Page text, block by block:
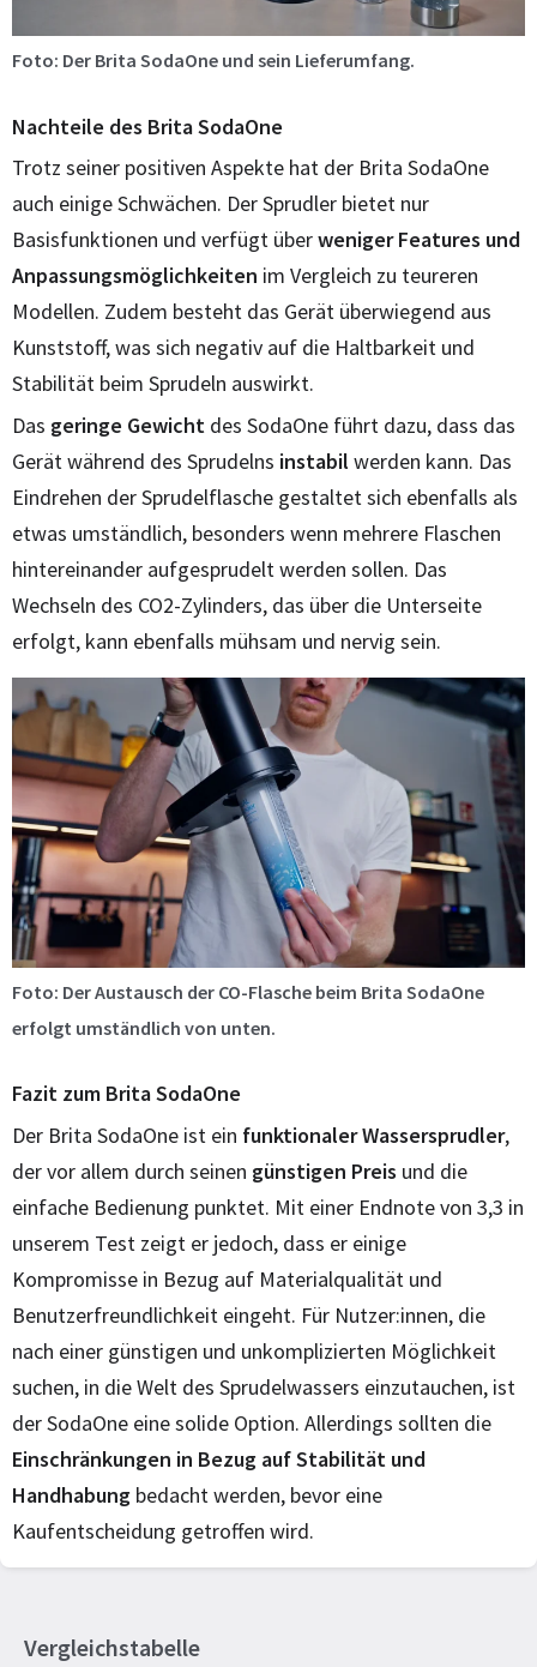
Foto: Der Brita SodaOne und sein Lieferumfang.
Nachteile des Brita SodaOne
Trotz seiner positiven Aspekte hat der Brita SodaOne
auch einige Schwächen. Der Sprudler bietet nur
Basisfunktionen und verfügt überweniger Features und
Anpassungsmöglichkeiten im Vergleich zu teureren
Modellen. Zudem besteht das Gerät überwiegend aus
Kunststoff, was sich negativ auf die Haltbarkeit und
Stabilität beim Sprudeln auswirkt.
Das geringe Gewicht des SodaOne führt dazu, dass das
Gerät während des Sprudelns instabil werden kann. Das
Eindrehen der Sprudelflasche gestaltet sich ebenfalls als
etwas umständlich, besonders wenn mehrere Flaschen
hintereinander aufgesprudelt werden sollen. Das
Wechseln des CO2-Zylinders, das über die Unterseite
erfolgt, kann ebenfalls mühsam und nervig sein.
Foto: Der Austausch der CO-Flasche beim Brita SodaOne
erfolgt umständlich von unten.
Fazit zum Brita SodaOne
Der Brita SodaOne ist ein funktionaler Wassersprudler,
der vor allem durch seinen günstigen Preis und die
einfache Bedienung punktet. Mit einer Endnote von 3,3 in
unserem Test zeigt er jedoch, dass er einige
Kompromisse in Bezug auf Materialqualität und
Benutzerfreundlichkeit eingeht. Für Nutzer:innen, die
nach einer günstigen und unkomplizierten Möglichkeit
suchen, in die Welt des Sprudelwassers einzutauchen, ist
der SodaOne eine solide Option. Allerdings sollten die
Einschränkungen in Bezug auf Stabilität und
Handhabung bedacht werden, bevor eine
Kaufentscheidung getroffen wird.
Vergleichstabelle